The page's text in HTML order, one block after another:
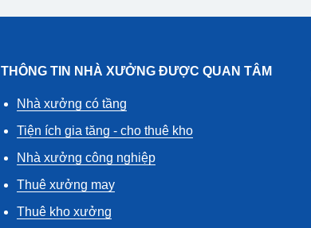
THÔNG TIN NHÀ XƯỞNG ĐƯỢC QUAN TÂM
Nhà xưởng có tầng
Tiện ích gia tăng - cho thuê kho
Nhà xưởng công nghiệp
Thuê xưởng may
Thuê kho xưởng